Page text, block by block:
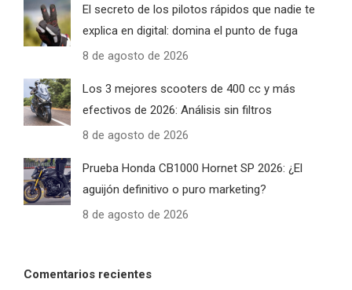
El secreto de los pilotos rápidos que nadie te
explica en digital: domina el punto de fuga
8 de agosto de 2026
Los 3 mejores scooters de 400 cc y más
efectivos de 2026: Análisis sin filtros
8 de agosto de 2026
Prueba Honda CB1000 Hornet SP 2026: ¿El
aguijón definitivo o puro marketing?
8 de agosto de 2026
Comentarios recientes